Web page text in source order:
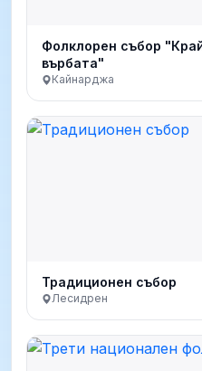
Фолклорен събор
върбата"
Кайнарджа
Традиционен събор
Лесидрен